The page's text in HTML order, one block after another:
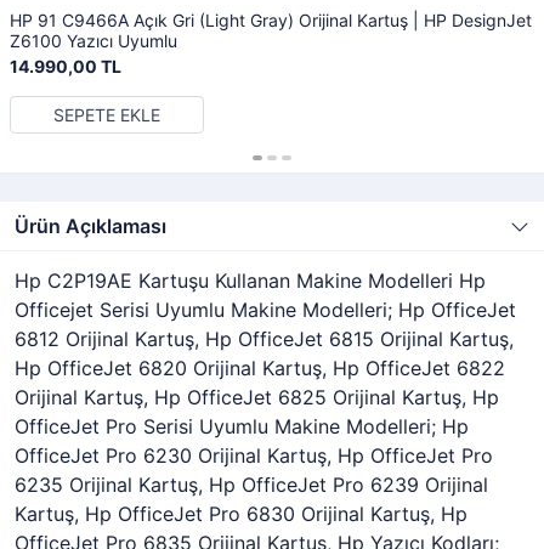
HP 91 C9466A Açık Gri (Light Gray) Orijinal Kartuş | HP DesignJet
Z6100 Yazıcı Uyumlu
14.990,00 TL
SEPETE EKLE
Ürün Açıklaması
Hp C2P19AE Kartuşu Kullanan Makine Modelleri Hp
Officejet Serisi Uyumlu Makine Modelleri; Hp OfficeJet
6812 Orijinal Kartuş, Hp OfficeJet 6815 Orijinal Kartuş,
Hp OfficeJet 6820 Orijinal Kartuş, Hp OfficeJet 6822
Orijinal Kartuş, Hp OfficeJet 6825 Orijinal Kartuş, Hp
OfficeJet Pro Serisi Uyumlu Makine Modelleri; Hp
OfficeJet Pro 6230 Orijinal Kartuş, Hp OfficeJet Pro
6235 Orijinal Kartuş, Hp OfficeJet Pro 6239 Orijinal
Kartuş, Hp OfficeJet Pro 6830 Orijinal Kartuş, Hp
OfficeJet Pro 6835 Orijinal Kartuş, Hp Yazıcı Kodları;